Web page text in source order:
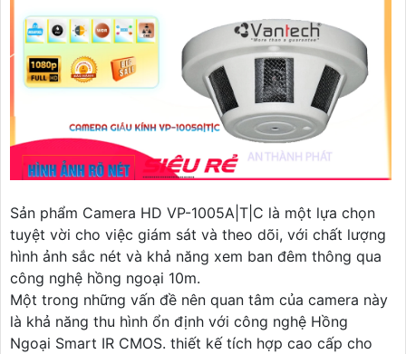
Sản phẩm Camera HD VP-1005A|T|C là một lựa chọn
tuyệt vời cho việc giám sát và theo dõi, với chất lượng
hình ảnh sắc nét và khả năng xem ban đêm thông qua
công nghệ hồng ngoại 10m.
Một trong những vấn đề nên quan tâm của camera này
là khả năng thu hình ổn định với công nghệ Hồng
Ngoại Smart IR CMOS. thiết kế tích hợp cao cấp cho